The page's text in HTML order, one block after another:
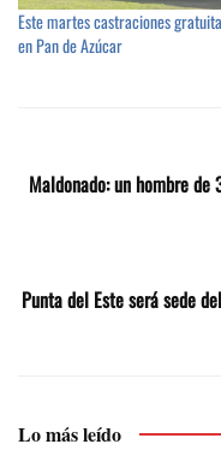
Este martes castraciones
en Pan de Azúcar
Maldonado: un hombre
Punta del Este será sede
Lo más leído